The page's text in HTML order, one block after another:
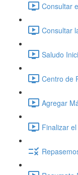
Consultar
Consultar
Saludo
Centro de
Agregar
Finalizar